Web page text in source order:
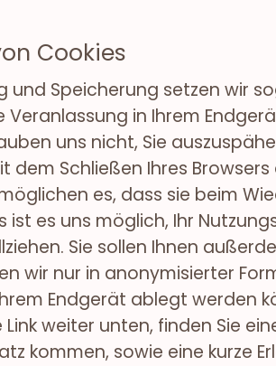
Cookies
und Speicherung setzen wir
Veranlassung in Ihrem
uns nicht, Sie
dem Schließen Ihres
es, dass sie beim
ist es uns möglich, Ihr
Sie sollen Ihnen
wir nur in anonymisierter
Endgerät ablegt werden
weiter unten, finden Sie
kommen, sowie eine kurze